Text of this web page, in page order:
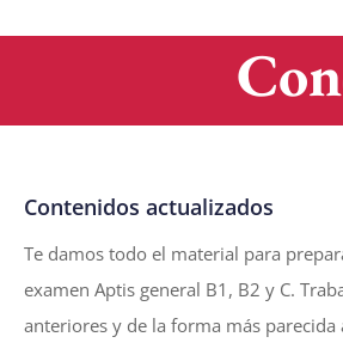
Contenidos actualizados
Te damos todo el material para
examen Aptis general B1, B2 y C.
anteriores y de la forma más